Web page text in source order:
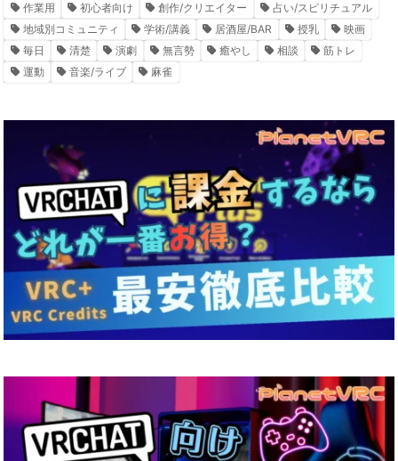
作業用
初心者向け 創作/クリエイター
占い/スピリチュアル
地域別コミュニティ
学術/講義 居酒屋/BAR 授乳
映画
毎日
清楚 演劇 無言勢 癒やし 相談
筋トレ
運動
音楽/ライブ 麻雀